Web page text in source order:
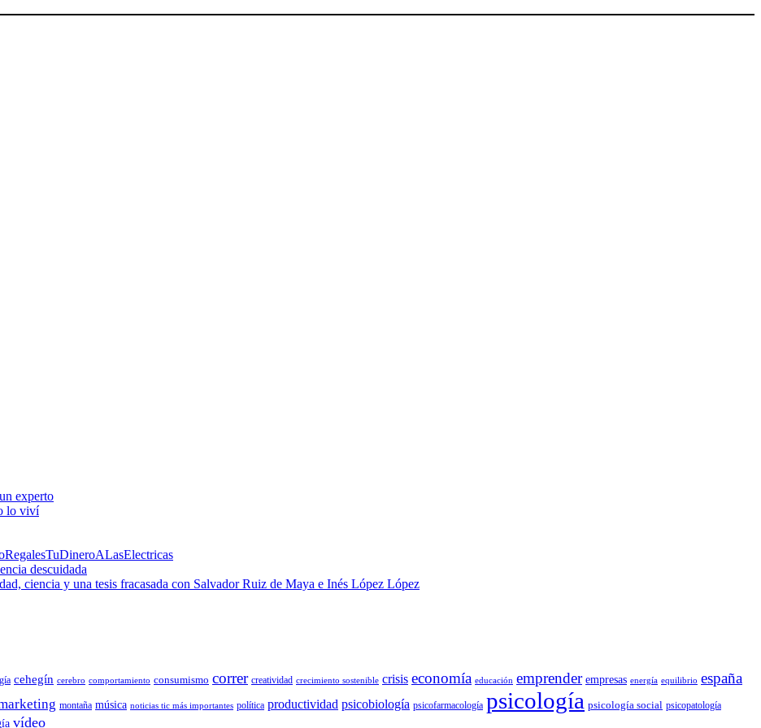
experto
lo viví
descuidada
ciencia y una tesis fracasada con Salvador Ruiz de Maya e Inés López López
cehegín cerebro comportamiento consumismo correr creatividad crecimiento sostenible crisis economía educación emprender empresas energía equilibrio españa
montaña música noticias tic más importantes política productividad psicobiología psicofarmacología psicología psicología social psicopatología
vídeo